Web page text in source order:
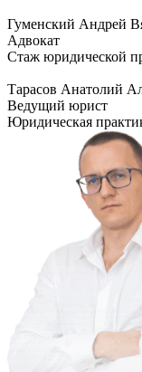
Гуменский Андрей
Адвокат
Стаж юридической
Тарасов Анатолий
Ведущий юрист
Юридическая